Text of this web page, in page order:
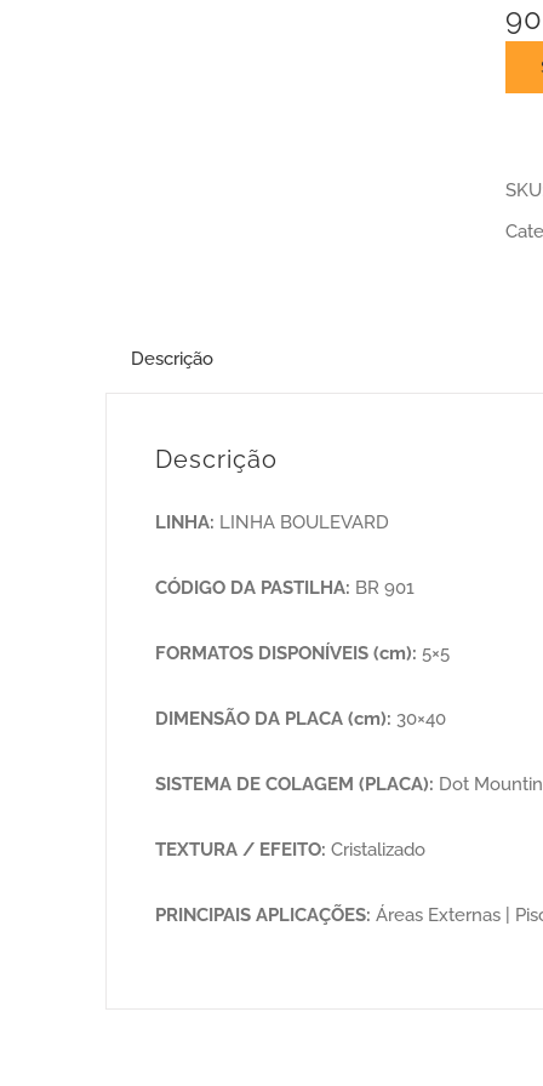
Descrição
Descrição
LINHA: LINHA BOULEVARD
CÓDIGO DA PASTILHA: BR 901
FORMATOS DISPONÍVEIS (cm): 5×5
DIMENSÃO DA PLACA (cm): 30×40
SISTEMA DE COLAGEM (PLACA): Dot
TEXTURA / EFEITO: Cristalizado
PRINCIPAIS APLICAÇÕES: Áreas Externas |